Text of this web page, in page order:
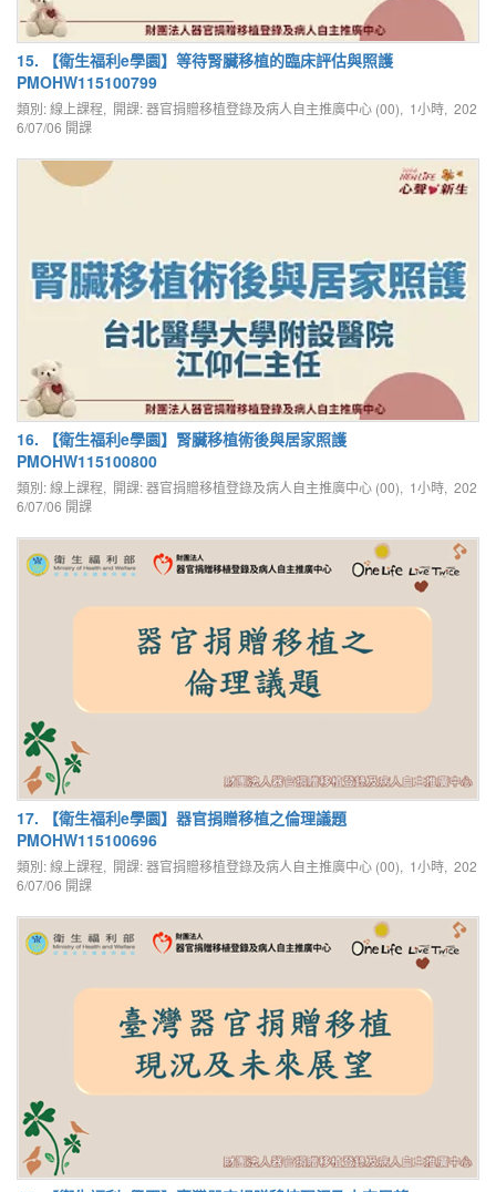
15. 【衛生福利e學園】等待腎臟移植的臨床評估與照護
PMOHW115100799
類別: 線上課程, 開課: 器官捐贈移植登錄及病人自主推廣中心 (00), 1小時, 202
6/07/06 開課
16. 【衛生福利e學園】腎臟移植術後與居家照護
PMOHW115100800
類別: 線上課程, 開課: 器官捐贈移植登錄及病人自主推廣中心 (00), 1小時, 202
6/07/06 開課
17. 【衛生福利e學園】器官捐贈移植之倫理議題
PMOHW115100696
類別: 線上課程, 開課: 器官捐贈移植登錄及病人自主推廣中心 (00), 1小時, 202
6/07/06 開課